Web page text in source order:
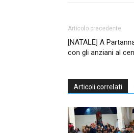
Articolo precedente
[NATALE] A
con gli anziani al
Articoli correlati